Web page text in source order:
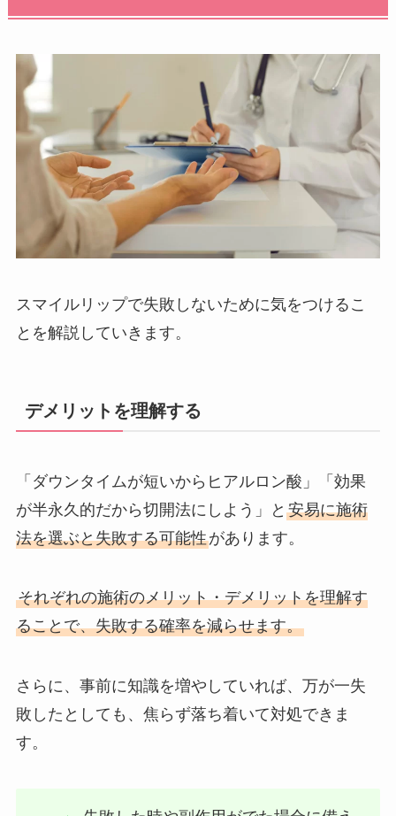
スマイルリップで失敗しないために気をつけるこ
とを解説していきます。
デメリットを理解する
「ダウンタイムが短いからヒアルロン酸」「効果
が半永久的だから切開法にしよう」と 安易に施術
法を選ぶと失敗する可能性があります。
それぞれの施術のメリット・デメリットを理解す
ることで、失敗する確率を減らせます。
さらに、事前に知識を増やしていれば、万が一失
敗したとしても、焦らず落ち着いて対処できま
す。